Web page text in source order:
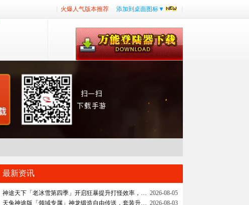
火爆人气版本推荐 添加到桌面图标▼